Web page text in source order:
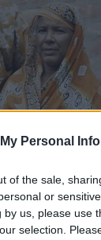
Personal
of the sale,
or
by us, please use
selection.